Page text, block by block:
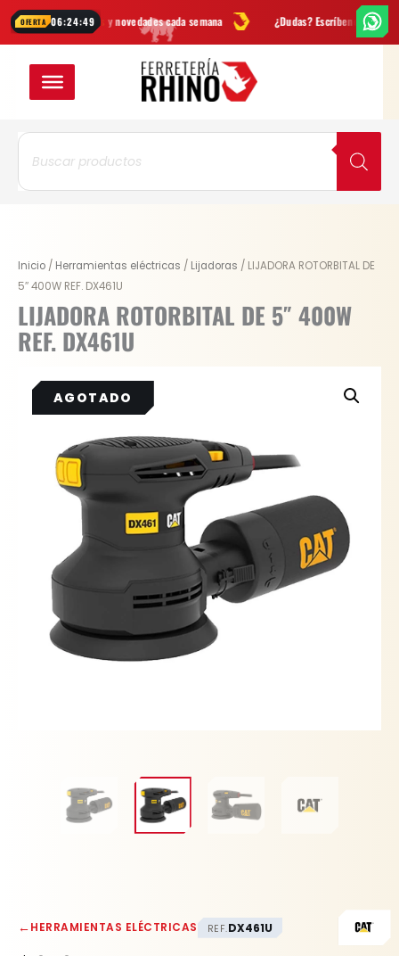
OFERTA 06:24:49
y novedades cada semana ¿Dudas? Escríbenos porWhatsApp
contenido
Búsqueda
productos
Inicio / Herramientas eléctricas / Lijadoras / LIJADORA ROTORBITAL DE
5″ 400W REF. DX461U
LIJADORA ROTORBITAL DE 5″ 400W
REF. DX461U
←HERRAMIENTAS ELÉCTRICAS REF.DX461U